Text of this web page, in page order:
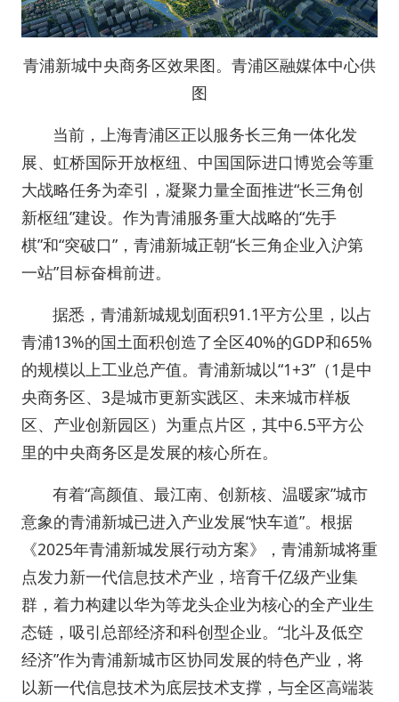
青浦新城中央商务区效果图。 青浦区融媒体中心供
图
当前，上海青浦区正以服务长三角一体化发
展、虹桥国际开放枢纽、中国国际进口博览会等重
大战略任务为牵引，凝聚力量全面推进“长三角创
新枢纽”建设。作为青浦服务重大战略的“先手
棋”和“突破口”，青浦新城正朝“长三角企业入沪第
一站”目标奋楫前进。
据悉，青浦新城规划面积91.1平方公里，以占
青浦13%的国土面积创造了全区40%的GDP和65%
的规模以上工业总产值。青浦新城以“1+3”（1是中
央商务区、3是城市更新实践区、未来城市样板
区、产业创新园区）为重点片区，其中6.5平方公
里的中央商务区是发展的核心所在。
有着“高颜值、最江南、创新核、温暖家”城市
意象的青浦新城已进入产业发展“快车道”。根据
《2025年青浦新城发展行动方案》，青浦新城将重
点发力新一代信息技术产业，培育千亿级产业集
群，着力构建以华为等龙头企业为核心的全产业生
态链，吸引总部经济和科创型企业。“北斗及低空
经济”作为青浦新城市区协同发展的特色产业，将
以新一代信息技术为底层技术支撑，与全区高端装